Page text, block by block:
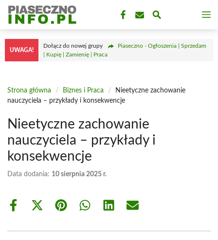
Przejdź
treści
UWAGA!
Dołącz do nowej grupy
Piaseczno - Ogłoszenia | Sprzedam
| Kupię | Zamienię | Praca
Strona główna / Biznes i Praca /
Nieetyczne zachowanie
nauczyciela – przykłady i konsekwencje
Nieetyczne zachowanie
nauczyciela – przykłady i
konsekwencje
Data dodania: 10 sierpnia 2025 r.
Share
Share
(Twitter)
Share Share Share Share